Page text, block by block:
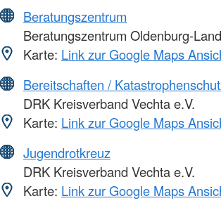
Beratungszentrum
Beratungszentrum Oldenburg-Land
Karte: Link zur Google Maps
Bereitschaften /
DRK Kreisverband Vechta e.V.
Karte: Link zur Google Maps
Jugendrotkreuz
DRK Kreisverband Vechta e.V.
Karte: Link zur Google Maps